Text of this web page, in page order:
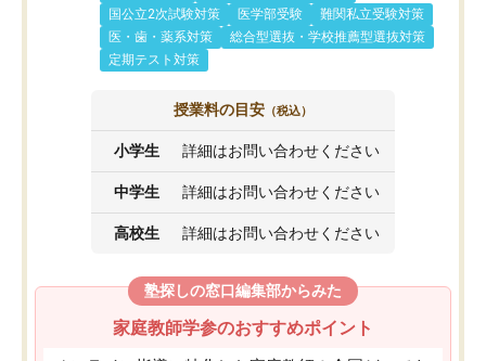
国公立2次試験対策
医学部受験
難関私立受験対策
医・歯・薬系対策
総合型選抜・学校推薦型選抜対策
定期テスト対策
授業料の目安 （税込）
小学生 詳細はお問い合わせください
中学生 詳細はお問い合わせください
高校生 詳細はお問い合わせください
塾探しの窓口編集部からみた
家庭教師学参のおすすめポイント